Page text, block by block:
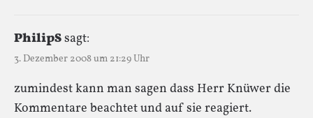
PhilipSsagt:
3. Dezember 2008 um 21:29 Uhr
zumindest kann man sagen dass Herr Knüwer die
Kommentare beachtet und auf sie reagiert.